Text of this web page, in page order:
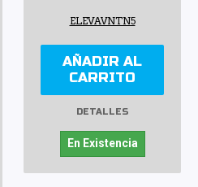
ELEVAVNTN5
AÑADIR AL
CARRITO
DETALLES
En Existencia